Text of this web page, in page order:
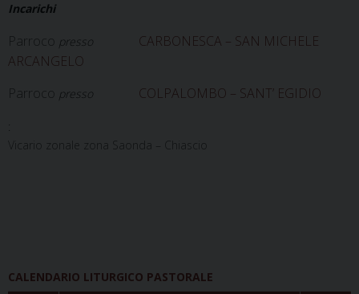
Incarichi
Parroco presso
CARBONESCA – SAN MICHELE
ARCANGELO
Parroco
presso COLPALOMBO – SANT’ EGIDIO
:
Vicario zonale zona Saonda – Chiascio
CALENDARIO LITURGICO PASTORALE